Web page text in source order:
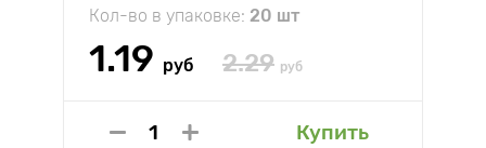
Кол-во в упаковке: 20 шт
1.19 руб 2.29 руб
Купить